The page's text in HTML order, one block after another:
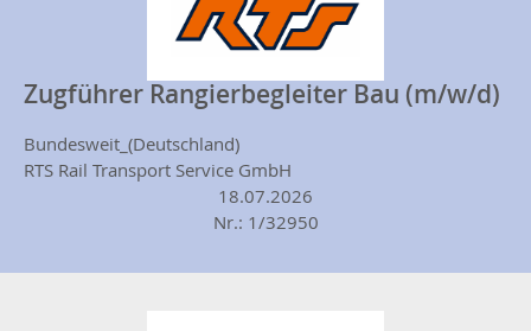
Zugführer Rangierbegleiter Bau (m/w/d)
Bundesweit_(Deutschland)
RTS Rail Transport Service GmbH
18.07.2026
Nr.: 1/32950